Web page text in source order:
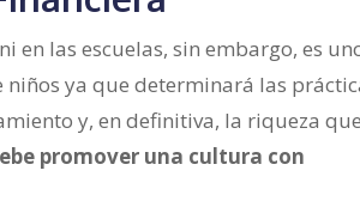
en las escuelas, sin embargo, es
niños ya que determinará las
y, en definitiva, la riqueza
promover una cultura con